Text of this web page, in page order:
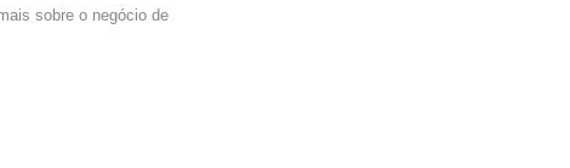
sobre o negócio de